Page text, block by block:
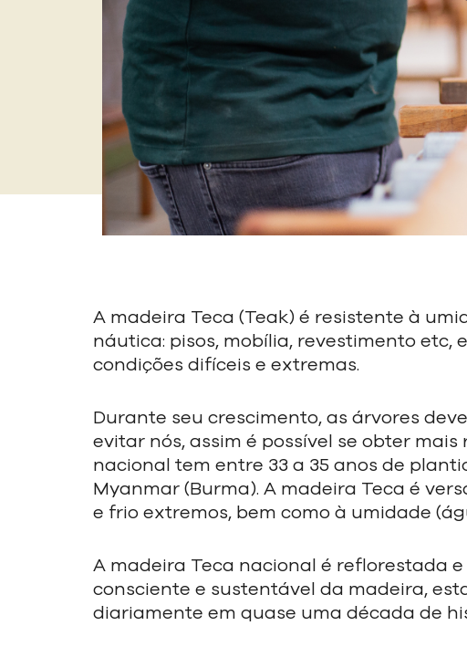
A madeira Teca (Teak) é resistente à
náutica: pisos, mobília, revestimento
condições difíceis e extremas.
Durante seu crescimento, as árvores
evitar nós, assim é possível se obter
nacional tem entre 33 a 35 anos de
Myanmar (Burma). A madeira Teca é
e frio extremos, bem como à umidade
A madeira Teca nacional é reflorestada
consciente e sustentável da madeira,
diariamente em quase uma década de